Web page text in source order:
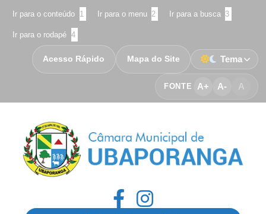
Ir para o conteúdo 1 Ir para o menu 2 Ir para a busca 3
Ir para o rodapé 4
FONTE A+ A- A
Acesso Rápido Mapa do Site Tema